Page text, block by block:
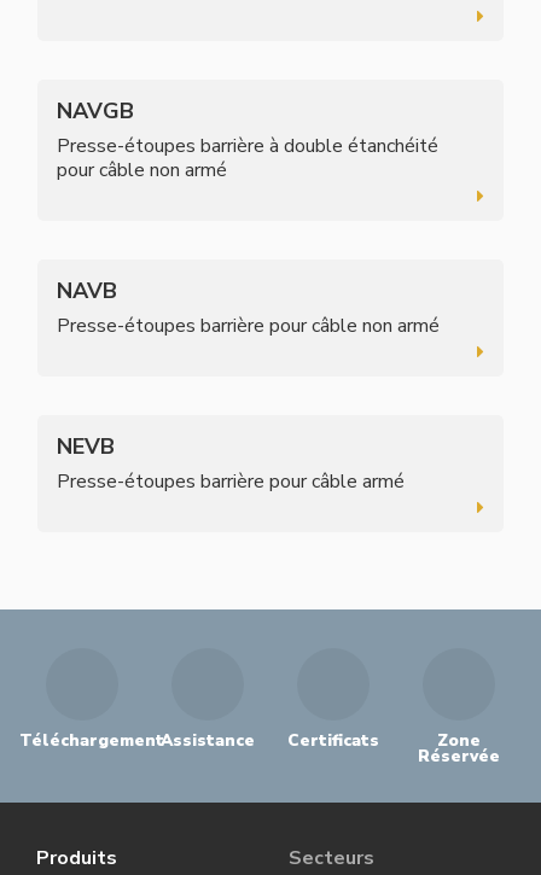
NAVGB
Presse-étoupes barrière à double étanchéité
pour câble non armé
NAVB
Presse-étoupes barrière pour câble non armé
NEVB
Presse-étoupes barrière pour câble armé
TéléchargementAssistance Certificats Zone
Réservée
Produits Secteurs